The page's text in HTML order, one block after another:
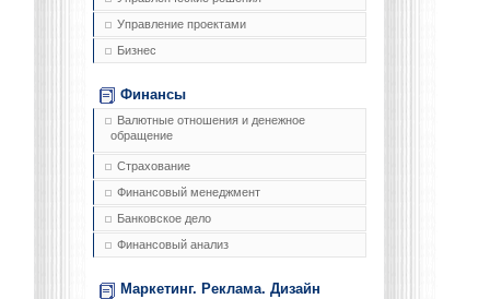
Управление проектами
Бизнес
Финансы
Валютные отношения и денежное
обращение
Страхование
Финансовый менеджмент
Банковское дело
Финансовый анализ
Маркетинг. Реклама. Дизайн